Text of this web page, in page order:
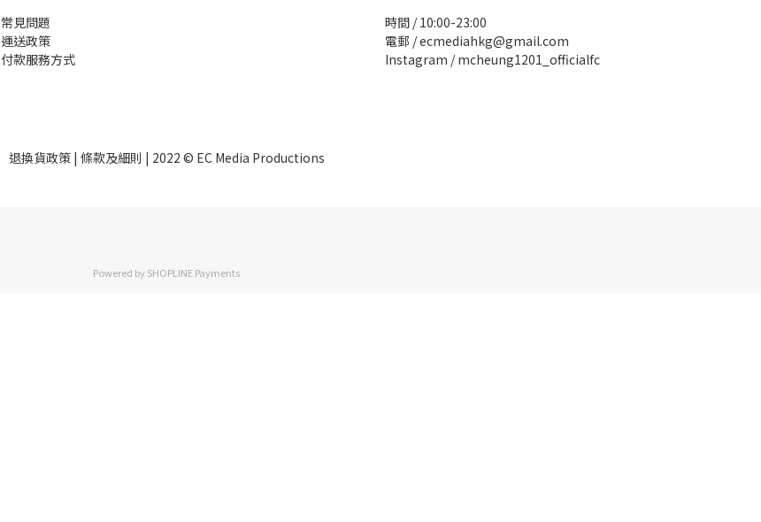
常見問題
運送政策
付款服務方式
時間 / 10:00-23:00
電郵 / ecmediahkg@gmail.com
Instagram / mcheung1201_officialfc
退換貨政策| 條款及細則 | 2022 © EC Media Productions
Powered bySHOPLINE Payments